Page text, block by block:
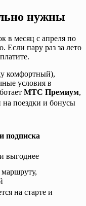
нужны
в месяц с апреля по
Если пару раз за лето
комфортный),
условия в
МТС Премиум,
на поездки и бонусы
подписка
выгоднее
на старте и